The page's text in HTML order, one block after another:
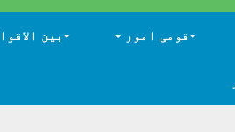
قومی امور بین